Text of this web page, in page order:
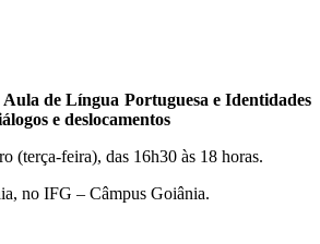
de Língua Portuguesa e Identidades
e deslocamentos
(terça-feira), das 16h30 às 18 horas.
no IFG – Câmpus Goiânia.